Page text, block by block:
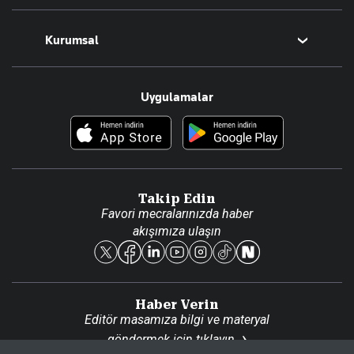
Magazin
Teknoloji
Resmî Ilanlar
Foto Haber
Kurumsal
Hakkımızda
Künye
Reklam Ver
Uygulamalar
Takip Edin
Favori mecralarınızda haber
akışımıza ulaşın
Haber Verin
Editör masamıza bilgi ve materyal
göndermek içintıklayın